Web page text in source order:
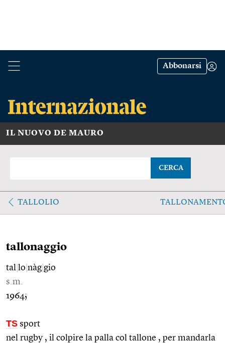
Abbonarsi
IL NUOVO DE MAURO
CERCA
TALLOLIO
tallonaggio
tal lo nàg gio
s.m.
1964;
TS sport
nel rugby , il colpire la palla col tallone , per mandarla